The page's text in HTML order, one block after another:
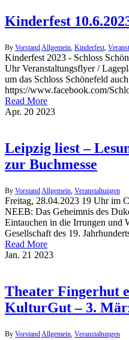
Kinderfest
By VorstandAllgemein, Kinderfest,
Kinderfest 2023 - Schloss
Uhr Veranstaltungsflyer /
um das Schloss Schönefeld
https://www.facebook.com/
Read More
Apr. 20 2023
Leipzig liest –
zur Buchmesse
By VorstandAllgemein, Veranstaltungen
Freitag, 28.04.2023 19 Uhr
NEEB: Das Geheimnis des
Eintauchen in die Irrungen und
Gesellschaft des 19.
Read More
Jan. 21 2023
Theater Fingerhut
KulturGut – 3.
By VorstandAllgemein, Veranstaltungen